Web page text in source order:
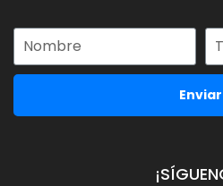
Enviar